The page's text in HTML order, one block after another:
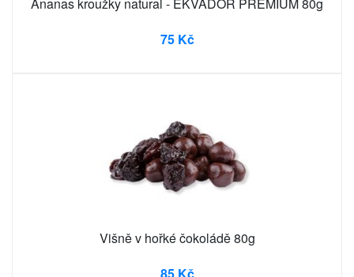
Ananas kroužky natural - EKVÁDOR PREMIUM 80g
75 Kč
Višně v hořké čokoládě 80g